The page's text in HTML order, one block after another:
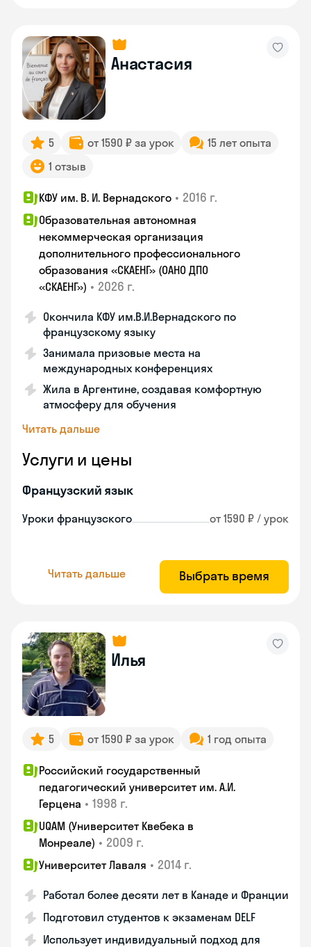
Анастасия
5 от 1590 ₽ за урок
15 лет опыта
1 отзыв
КФУ им. В. И. Вернадского • 2016 г.
Образовательная автономная
некоммерческая организация
дополнительного профессионального
образования «СКАЕНГ» (ОАНО ДПО
«СКАЕНГ») • 2026 г.
Окончила КФУ им.В.И.Вернадского по
французскому языку
Занимала призовые места на
международных конференциях
Жила в Аргентине, создавая комфортную
атмосферу для обучения
Читать дальше
Услуги и цены
Французский язык
Уроки французского от 1590 ₽ / урок
Читать дальше Выбрать время
Илья
5 от 1590 ₽ за урок 1 год опыта
Российский государственный
педагогический университет им. А.И.
Герцена • 1998 г.
UQAM (Университет Квебека в
Монреале) • 2009 г.
Университет Лаваля • 2014 г.
Работал более десяти лет в Канаде и Франции
Подготовил студентов к экзаменам DELF
Использует индивидуальный подход для